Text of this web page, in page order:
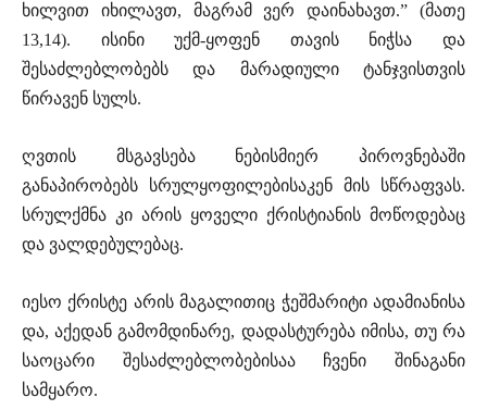
ხილვით იხილავთ, მაგრამ ვერ დაინახავთ.” (მათე
13,14). ისინი უქმ-ყოფენ თავის ნიჭსა და
შესაძლებლობებს და მარადიული ტანჯვისთვის
წირავენ სულს.
ღვთის მსგავსება ნებისმიერ პიროვნებაში
განაპირობებს სრულყოფილებისაკენ მის სწრაფვას.
სრულქმნა კი არის ყოველი ქრისტიანის მოწოდებაც
და ვალდებულებაც.
იესო ქრისტე არის მაგალითიც ჭეშმარიტი ადამიანისა
და, აქედან გამომდინარე, დადასტურება იმისა, თუ რა
საოცარი შესაძლებლობებისაა ჩვენი შინაგანი
სამყარო.